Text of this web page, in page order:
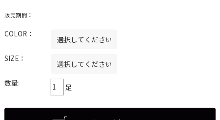
販売期間：
COLOR：
SIZE：
数量: 足